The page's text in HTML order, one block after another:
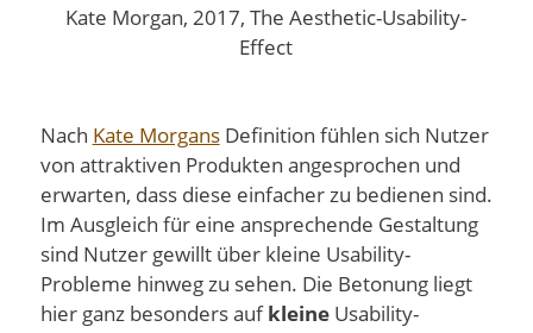
Kate Morgan, 2017, The Aesthetic-Usability-
Effect
Nach Kate MorgansDefinition fühlen sich Nutzer
von attraktiven Produkten angesprochen und
erwarten, dass diese einfacher zu bedienen sind.
Im Ausgleich für eine ansprechende Gestaltung
sind Nutzer gewillt über kleine Usability-
Probleme hinweg zu sehen. Die Betonung liegt
hier ganz besonders aufkleineUsability-